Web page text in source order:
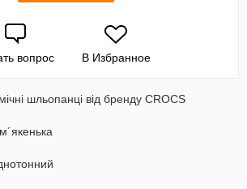
вопрос В Избранное
шльопанці від бренду CROCS